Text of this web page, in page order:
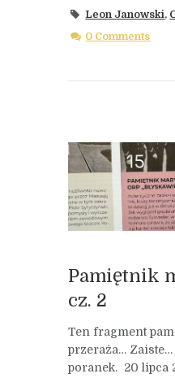
Leon Janowski,
0 Comments
Pamiętnik
cz. 2
Ten fragment
przeraża…
poranek. 20 lipca